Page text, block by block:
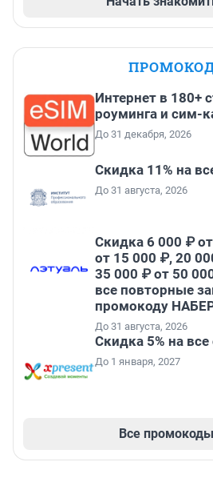
Интернет в 180+
роуминга и сим-
До 31 декабря, 2026
Скидка 11% на
До 31 августа, 2026
Скидка 6 000 ₽
от 15 000 ₽, 20
35 000 ₽ от 50
все повторные
промокоду
До 31 августа, 2026
Скидка 5% на
До 1 января, 2027
Все промокоды